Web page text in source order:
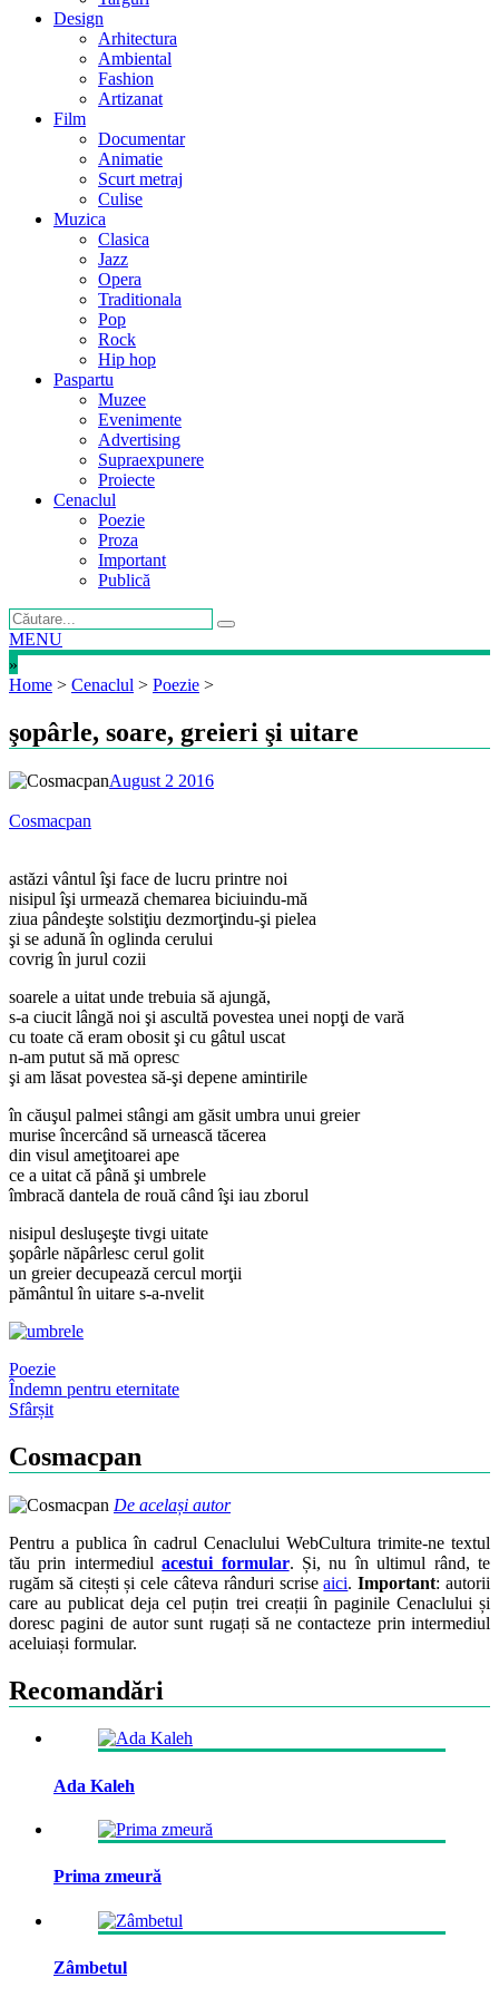
Design
Arhitectura
Ambiental
Fashion
Artizanat
Film
Documentar
Animatie
Scurt metraj
Culise
Muzica
Clasica
Jazz
Opera
Traditionala
Pop
Rock
Hip hop
Paspartu
Muzee
Evenimente
Advertising
Supraexpunere
Proiecte
Cenaclul
Poezie
Proza
Important
Publică
MENU
»
Home > Cenaclul > Poezie >
şopârle, soare, greieri şi uitare
August 2 2016
Cosmacpan
astăzi vântul îşi face de lucru printre noi
nisipul îşi urmează chemarea biciuindu-mă
ziua pândeşte solstiţiu dezmorţindu-şi pielea
şi se adună în oglinda cerului
covrig în jurul cozii
soarele a uitat unde trebuia să ajungă,
s-a ciucit lângă noi şi ascultă povestea unei nopţi de vară
cu toate că eram obosit şi cu gâtul uscat
n-am putut să mă opresc
şi am lăsat povestea să-şi depene amintirile
în căuşul palmei stângi am găsit umbra unui greier
murise încercând să urnească tăcerea
din visul ameţitoarei ape
ce a uitat că până şi umbrele
îmbracă dantela de rouă când îşi iau zborul
nisipul desluşeşte tivgi uitate
şopârle năpârlesc cerul golit
un greier decupează cercul morţii
pământul în uitare s-a-nvelit
Poezie
Post
navigation
Îndemn pentru eternitate
Sfârșit
Cosmacpan
De același autor
Pentru a publica în cadrul Cenaclului WebCultura trimite-ne textul
tău prin intermediulacestui formular. Și, nu în ultimul rând, te
rugăm să citești și cele câteva rânduri scriseaici.Important: autorii
care au publicat deja cel puțin trei creații în paginile Cenaclului și
doresc pagini de autor sunt rugați să ne contacteze prin intermediul
aceluiași formular.
Recomandări
Ada Kaleh
Prima zmeură
Zâmbetul